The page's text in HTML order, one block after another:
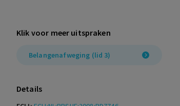
Klik voor meer uitspraken
Belangenafweging (lid 3)
Details